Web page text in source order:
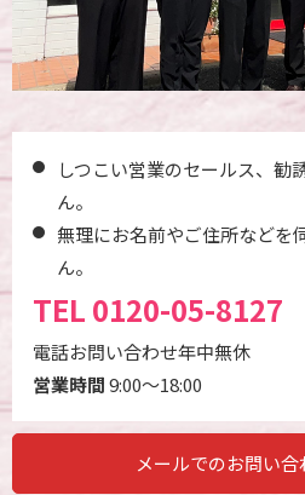
しつこい営業のセールス、勧
ん。
無理にお名前やご住所などを
ん。
TEL 0120-05-8127
電話お問い合わせ年中無休
営業時間9:00～18:00
メールでのお問い